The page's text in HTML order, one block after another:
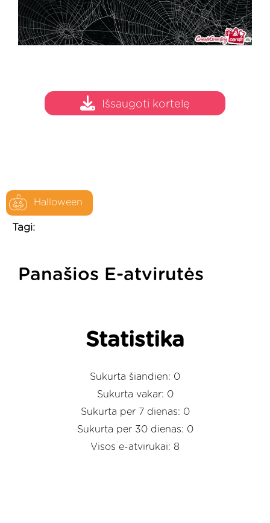
Halloween
Tagi:
Išsaugoti kortelę
Panašios E-atvirutės
Statistika
Sukurta šiandien: 0
Sukurta vakar: 0
Sukurta per 7 dienas: 0
Sukurta per 30 dienas: 0
Visos e-atvirukai: 8